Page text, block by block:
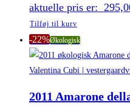
aktuelle pris er:
Tilføj til kurv
-22%Økologisk
2011 Amarone